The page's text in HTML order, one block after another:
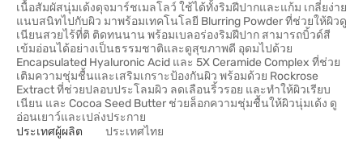
เนื้อสัมผัสนุ่มเด้งดุจมาร์ชเมลโลว์ ใช้ได้ทั้งริมฝีปากและแก้ม เกลี่ยง่าย
แนบสนิทไปกับผิว มาพร้อมเทคโนโลยี Blurring Powder ที่ช่วยให้ผิวดู
เนียนสวยไร้ที่ติ ติดทนนาน พร้อมเบลอร่องริมฝีปาก สามารถบิ้วด์สี
เข้มอ่อนได้อย่างเป็นธรรมชาติและดูสุขภาพดี อุดมไปด้วย
Encapsulated Hyaluronic Acid และ 5X Ceramide Complex ที่ช่วย
เติมความชุ่มชื้นและเสริมเกราะป้องกันผิว พร้อมด้วย Rockrose
Extract ที่ช่วยปลอบประโลมผิว ลดเลือนริ้วรอย และทำให้ผิวเรียบ
เนียน และ Cocoa Seed Butter ช่วยล็อกความชุ่มชื้นให้ผิวนุ่มเด้ง ดู
อ่อนเยาว์และเปล่งประกาย
ประเทศผู้ผลิต
ประเทศไทย